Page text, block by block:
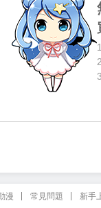
漫 常見問題 新手